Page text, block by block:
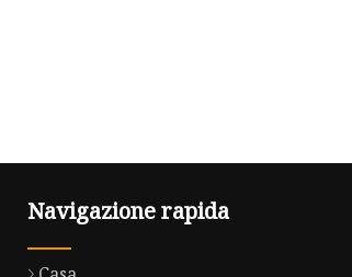
Navigazione rapida